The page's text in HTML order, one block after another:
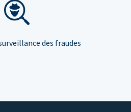
des fraudes